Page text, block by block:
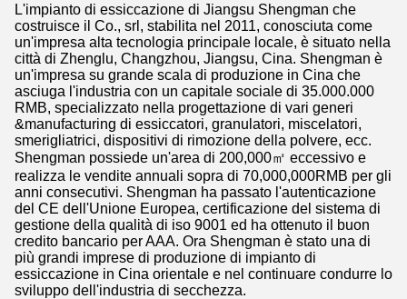
L'impianto di essiccazione di Jiangsu Shengman che
costruisce il Co., srl, stabilita nel 2011, conosciuta come
un'impresa alta tecnologia principale locale, è situato nella
città di Zhenglu, Changzhou, Jiangsu, Cina. Shengman è
un'impresa su grande scala di produzione in Cina che
asciuga l'industria con un capitale sociale di 35.000.000
RMB, specializzato nella progettazione di vari generi
&manufacturing di essiccatori, granulatori, miscelatori,
smerigliatrici, dispositivi di rimozione della polvere, ecc.
Shengman possiede un'area di 200,000㎡ eccessivo e
realizza le vendite annuali sopra di 70,000,000RMB per gli
anni consecutivi. Shengman ha passato l'autenticazione
del CE dell'Unione Europea, certificazione del sistema di
gestione della qualità di iso 9001 ed ha ottenuto il buon
credito bancario per AAA. Ora Shengman è stato una di
più grandi imprese di produzione di impianto di
essiccazione in Cina orientale e nel continuare condurre lo
sviluppo dell'industria di secchezza.